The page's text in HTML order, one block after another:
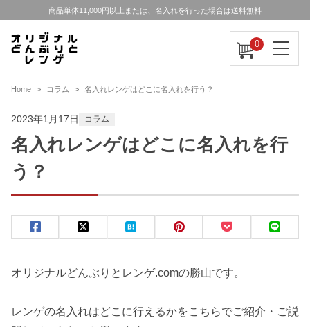
商品単体11,000円以上または、名入れを行った場合は送料無料
0
Home コラム 名入れレンゲはどこに名入れを行う？
2023年1月17日 コラム
名入れレンゲはどこに名入れを行
う？
オリジナルどんぶりとレンゲ.comの勝山です。
レンゲの名入れはどこに行えるかをこちらでご紹介・ご説